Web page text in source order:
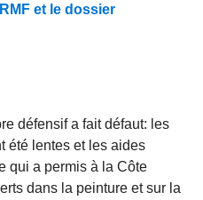
et le dossier
défensif a fait défaut: les
été lentes et les aides
qui a permis à la Côte
dans la peinture et sur la